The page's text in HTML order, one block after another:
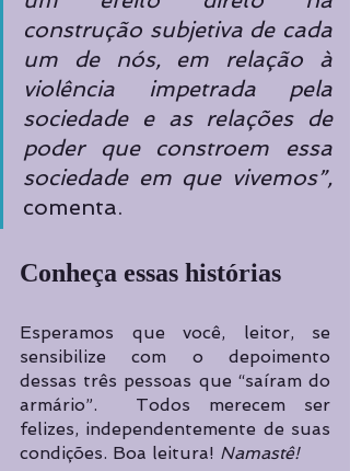
construção subjetiva de cada
um de nós, em relação à
violência impetrada pela
sociedade e as relações de
poder que constroem essa
comenta.
Conheça essas histórias
Esperamos que você, leitor, se
sensibilize com o depoimento
dessas três pessoas que “saíram do
armário”.  Todos merecem ser
felizes, independentemente de suas
condições. Boa leitura! Namastê!